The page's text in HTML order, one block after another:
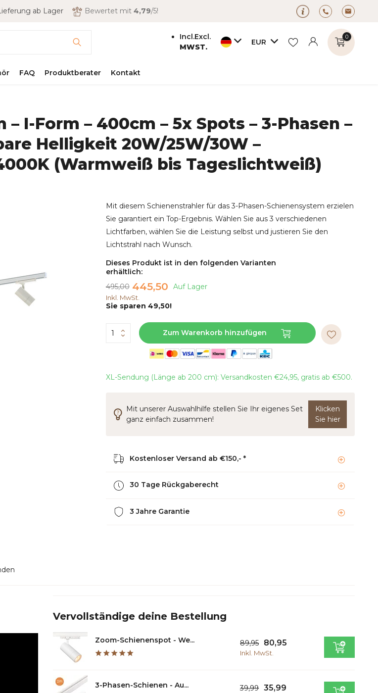
ab Lager Bewertet mit 4,79/5!
Incl.Excl.
MWST.
EUR
Benutzerkonto
Benutzerkonto
anlegen
0
FAQ Produktberater Kontakt
I-Form – 400cm – 5x Spots – 3-Phasen –
Helligkeit 20W/25W/30W –
(Warmweiß bis Tageslichtweiß)
Mit diesem Schienenstrahler für das 3-Phasen-Schienensystem erzielen
Sie garantiert ein Top-Ergebnis. Wählen Sie aus 3 verschiedenen
Lichtfarben, wählen Sie die Leistung selbst und justieren Sie den
Lichtstrahl nach Wunsch.
Dieses Produkt ist in den folgenden Varianten
erhältlich:
495,00 445,50 Auf Lager
Inkl. MwSt.
Sie sparen 49,50!
Zum Warenkorb hinzufügen
XL-Sendung (Länge ab 200 cm): Versandkosten €24,95, gratis ab €500.
Mit unserer Auswahlhilfe stellen Sie Ihr eigenes Set
ganz einfach zusammen!
Klicken
Sie hier
Kostenloser Versand ab €150,- *
30 Tage Rückgaberecht
3 Jahre Garantie
Vervollständige deine Bestellung
Zoom-Schienenspot - We... 89,95 80,95
Inkl. MwSt.
3-Phasen-Schienen - Au... 39,99 35,99